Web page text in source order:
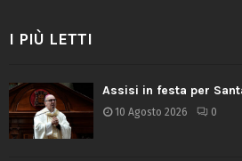
I PIÙ LETTI
Assisi in festa per
10 Agosto 2026 0